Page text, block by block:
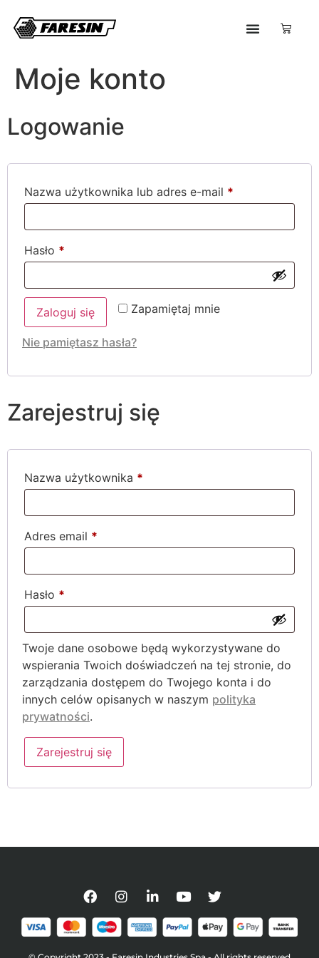
Moje konto
Logowanie
Nazwa użytkownika lub adres e-mail *
Hasło *
Zapamiętaj mnie
Zaloguj się
Nie pamiętasz hasła?
Zarejestruj się
Nazwa użytkownika *
Adres email *
Hasło *
Twoje dane osobowe będą wykorzystywane do
wspierania Twoich doświadczeń na tej stronie, do
zarządzania dostępem do Twojego konta i do
innych celów opisanych w naszym polityka
prywatności.
Zarejestruj się